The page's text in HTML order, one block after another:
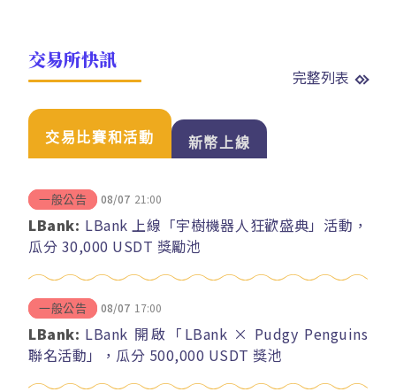
交易所快訊
完整列表
交易比賽和活動 新幣上線
一般公告 08/07 21:00
LBank: LBank 上線「宇樹機器人狂歡盛典」活動，
瓜分 30,000 USDT 獎勵池
一般公告 08/07 17:00
LBank: LBank 開啟「LBank × Pudgy Penguins
聯名活動」，瓜分 500,000 USDT 獎池